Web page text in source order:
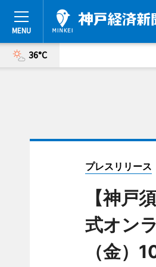
36°C
プレスリリース
【神戸
式オン
（金）